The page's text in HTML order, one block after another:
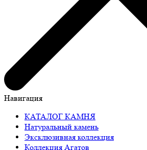
Навигация
КАТАЛОГ КАМНЯ
Натуральный камень
Эксклюзивная коллекция
Коллекция Агатов